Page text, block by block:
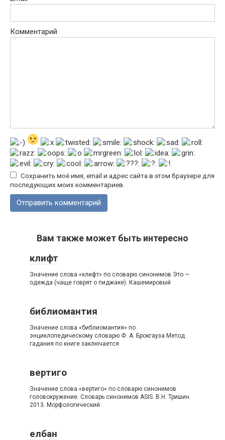
Комментарий
Сохранить моё имя, email и адрес сайта в этом браузере для
последующих моих комментариев.
Вам также может быть интересно
клифт
Значение слова «клифт» по словарю синонимов Это —
одежда (чаще говрят о пиджаке). Кашемировый
библиомантия
Значение слова «библиомантия» по
энциклопедическому словарю Ф. А. Брокгауза Метод
гадания по книге заключается
вертиго
Значение слова «вертиго» по словарю синонимов
головокружение. Словарь синонимов ASIS. В.Н. Тришин.
2013. Морфологический
елбан